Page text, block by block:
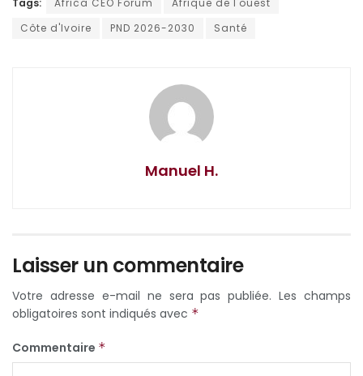
Côte d'Ivoire
PND 2026-2030 Santé
Manuel H.
Laisser un commentaire
Votre adresse e-mail ne sera pas publiée. Les champs
obligatoires sont indiqués avec *
Commentaire *